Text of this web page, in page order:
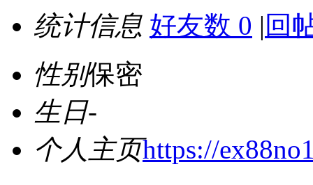
统计信息 好友数 0 | 回
性别保密
生日-
个人主页https://